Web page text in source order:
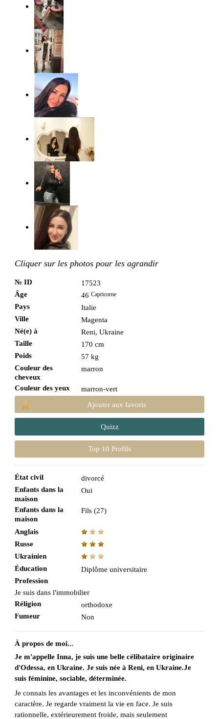
Cliquer sur les photos pour les agrandir
№ ID
17523
Âge
46 Capricorne
Pays
Italie
Ville
Magenta
Né(e) à
Reni, Ukraine
Taille
170 cm
Poids
57 kg
Couleur des
cheveux
marron
Couleur des yeux
marron-vert
Ajouter aux favoris
Quizz
Top 10 Profils
État civil
divorcé
Enfants dans la
maison
Oui
Enfants dans la
maison
Fils (27)
Anglais
Russe
Ukrainien
Éducation
Diplôme universitaire
Profession
Je suis dans l'immobilier
Réligion
orthodoxe
Fumeur
Non
À propos de moi...
Je m'appelle Inna, je suis une belle célibataire originaire
d'Odessa, en Ukraine. Je suis née à Reni, en Ukraine.Je
suis féminine, sociable, déterminée.
Je connais les avantages et les inconvénients de mon
caractère. Je regarde vraiment la vie en face. Je suis
rationnelle, extérieurement froide, mais seulement